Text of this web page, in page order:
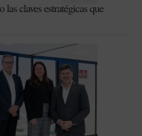
claves estratégicas que